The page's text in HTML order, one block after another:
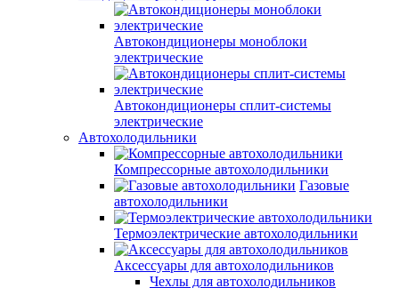
Автокондиционеры моноблоки
электрические
Автокондиционеры сплит-системы
электрические
Автохолодильники
Компрессорные автохолодильники
Газовые
автохолодильники
Термоэлектрические автохолодильники
Аксессуары для автохолодильников
Чехлы для автохолодильников